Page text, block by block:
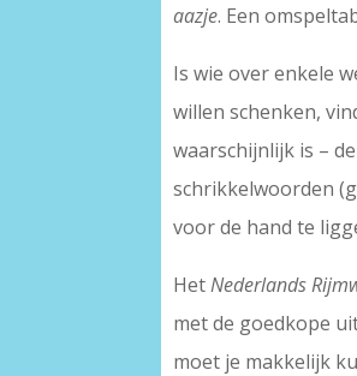
aazje. Een
Is wie over enkele
willen schenken,
waarschijnlijk is –
schrikkelwoorden
voor de hand te
HetNederlands
met de goedkope
moet je makkelijk